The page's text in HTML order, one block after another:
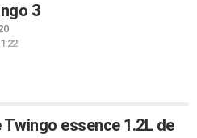
3
essence 1.2L de